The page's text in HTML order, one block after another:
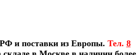
и поставки из Европы. Тел. 8